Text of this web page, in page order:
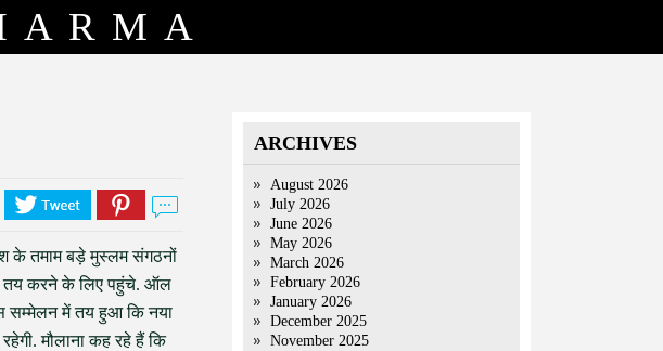
के तमाम बड़े मुस्लम संगठनों
तय करने के लिए पहुंचे. ऑल
इस सम्मेलन में तय हुआ कि नया
मौलाना कह रहे हैं कि
ARCHIVES
August 2026
July 2026
June 2026
May 2026
March 2026
February 2026
January 2026
December 2025
November 2025